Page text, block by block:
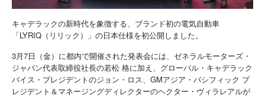
キャデラックの新時代を象徴する、ブランド初の電気自動車
「LYRIQ（リリック）」の日本仕様を初公開しました。
3月7日（金）に都内で開催された発表会には、ゼネラルモーターズ・
ジャパン代表取締役社長の若松 格に加え、グローバル・キャデラック
バイス・プレジデントのジョン・ロス、GMアジア・パシフィック プ
レジデント＆マネージングディレクターのヘクター・ヴィラレアルが